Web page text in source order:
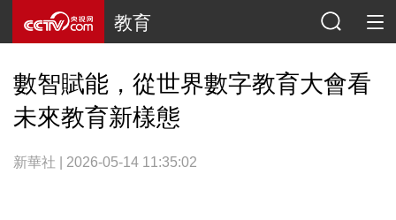
教育
數智賦能，從世界數字教育大會看
未來教育新樣態
新華社 | 2026-05-14 11:35:02